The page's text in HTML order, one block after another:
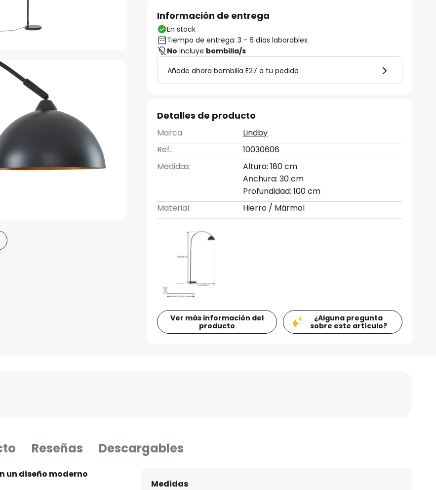
Información de entrega
En stock
Tiempo de entrega: 3 - 6 días laborables
No incluye bombilla/s
Añade ahora bombilla E27 a tu pedido
Detalles de producto
Marca
Lindby
Ref.:
10030606
Medidas:
Altura: 180 cm
Anchura: 30 cm
Profundidad: 100 cm
Material:
Hierro / Mármol
Ver más información del
producto
¿Alguna pregunta
sobre este artículo?
Reseñas Descargables
un diseño moderno
Medidas